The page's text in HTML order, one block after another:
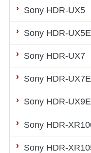
Sony HDR-UX5
Sony HDR-UX5E
Sony HDR-UX7
Sony HDR-UX7E
Sony HDR-UX9E
Sony HDR-
Sony HDR-